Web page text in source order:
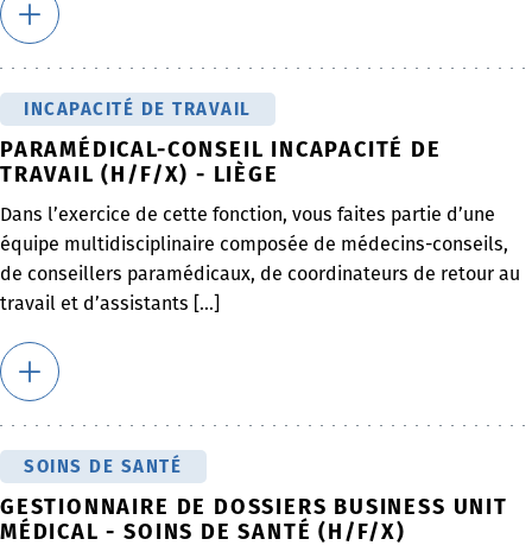
INCAPACITÉ DE TRAVAIL
PARAMÉDICAL-CONSEIL INCAPACITÉ DE
TRAVAIL (H/F/X) - LIÈGE
Dans l’exercice de cette fonction, vous faites partie d’une
équipe multidisciplinaire composée de médecins-conseils,
de conseillers paramédicaux, de coordinateurs de retour au
travail et d’assistants [...]
SOINS DE SANTÉ
GESTIONNAIRE DE DOSSIERS BUSINESS UNIT
MÉDICAL - SOINS DE SANTÉ (H/F/X)